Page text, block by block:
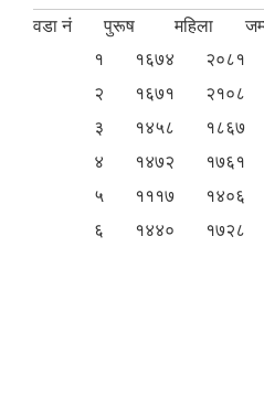
वडा नं पुरूष महिला
१
१६७४ २०८१
२
१६७१ २१०८
३
१४५८ १८६७
४
१४७२ १७६१
५
१११७ १४०६
६
१४४० १७२८